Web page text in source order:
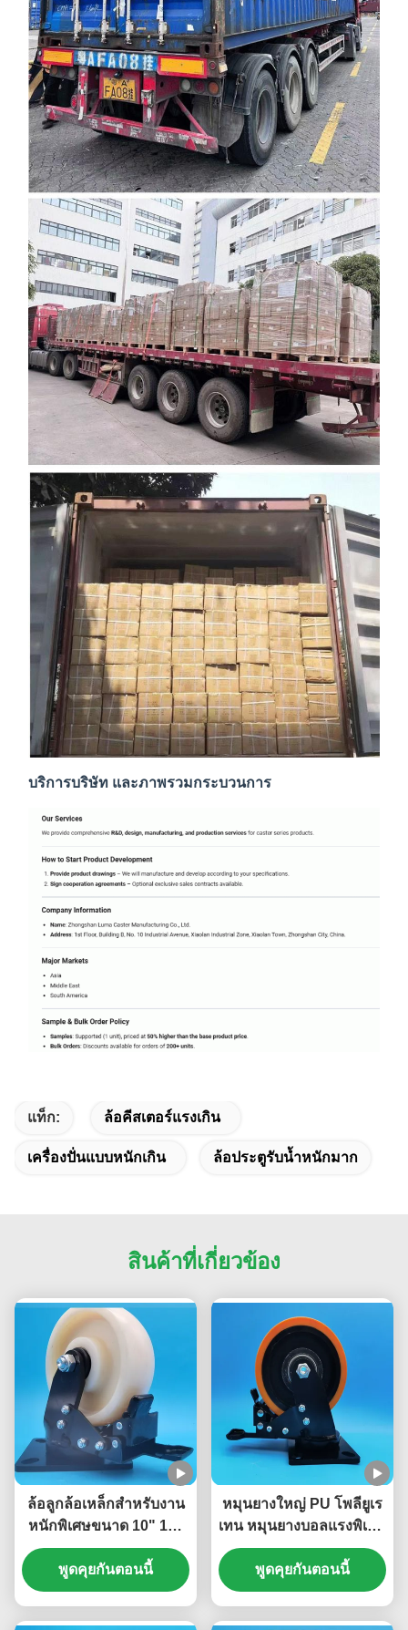
บริการบริษัท และภาพรวมกระบวนการ
แท็ก: ล้อคีสเตอร์แรงเกิน
เครื่องปั่นแบบหนักเกิน ล้อประตูรับน้ำหนักมาก
สินค้าที่เกี่ยวข้อง
ล้อลูกล้อเหล็กสำหรับงาน
หนักพิเศษขนาด 10" 12"
14" 20" พร้อมเบรก ล้อ
ไนลอนพร้อมตลับลูกปืน
ล้อเดี่ยวขนาด 6" สำหรับ
พูดคุยกันตอนนี้
หมุนยางใหญ่ PU โพลียูเร
เทน หมุนยางบอลแรงพิเศษ
หมุนยางบอล 8" หมุนยาง
แผ่นเคลื่อนย้ายล้อประตู
แรง
พูดคุยกันตอนนี้